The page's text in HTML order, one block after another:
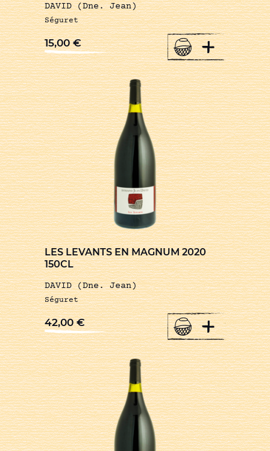
DAVID (Dne. Jean)
Séguret
15,00€ +
LES LEVANTS EN MAGNUM 2020
150CL
DAVID (Dne. Jean)
Séguret
42,00€ +